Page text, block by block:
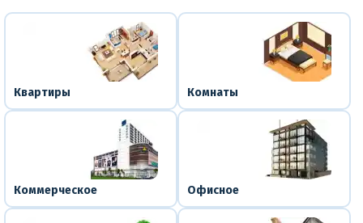
Квартиры Комнаты
Коммерческое Офисное